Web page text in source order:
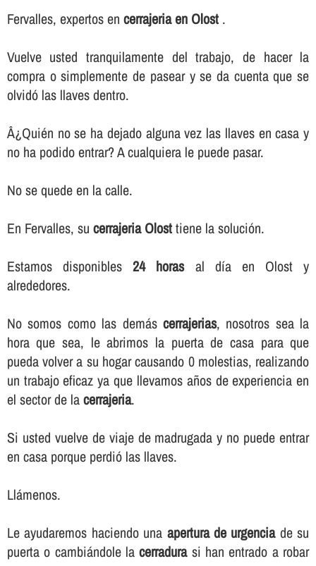
Fervalles, expertos en cerrajeria en Olost.
Vuelve usted tranquilamente del trabajo, de hacer la
compra o simplemente de pasear y se da cuenta que se
olvidó las llaves dentro.
Â¿Quién no se ha dejado alguna vez las llaves en casa y
no ha podido entrar? A cualquiera le puede pasar.
No se quede en la calle.
En Fervalles, su cerrajeria Olosttiene la solución.
Estamos disponibles24 horasal dí­a en Olost y
alrededores.
No somos como las demás cerrajerias, nosotros sea la
hora que sea, le abrimos la puerta de casa para que
pueda volver a su hogar causando 0 molestias, realizando
un trabajo eficaz ya que llevamos años de experiencia en
el sector de lacerrajeria.
Si usted vuelve de viaje de madrugada y no puede entrar
en casa porque perdió las llaves.
Llámenos.
Le ayudaremos haciendo una apertura de urgenciade su
puerta o cambiándole lacerradurasi han entrado a robar